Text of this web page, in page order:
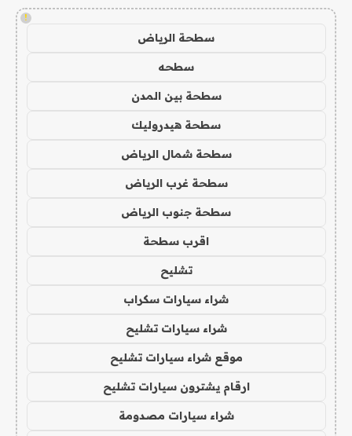
!
سطحة الرياض
سطحه
سطحة بين المدن
سطحة هيدروليك
سطحة شمال الرياض
سطحة غرب الرياض
سطحة جنوب الرياض
اقرب سطحة
تشليح
شراء سيارات سكراب
شراء سيارات تشليح
موقع شراء سيارات تشليح
ارقام يشترون سيارات تشليح
شراء سيارات مصدومة